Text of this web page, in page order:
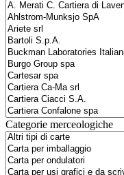
Categorie merceologiche